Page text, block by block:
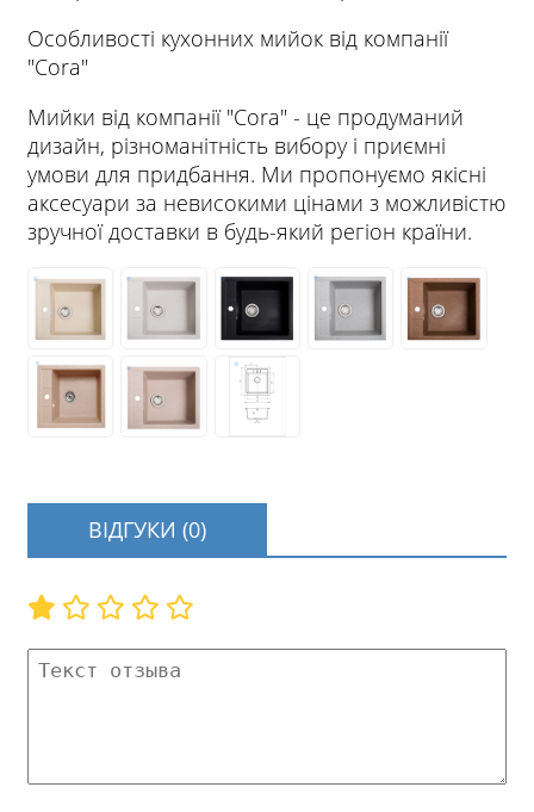
Особливості кухонних мийок від компанії
"Cora"
Мийки від компанії "Cora" - це продуманий
дизайн, різноманітність вибору і приємні
умови для придбання. Ми пропонуємо якісні
аксесуари за невисокими цінами з можливістю
зручної доставки в будь-який регіон країни.
ВІДГУКИ (0)